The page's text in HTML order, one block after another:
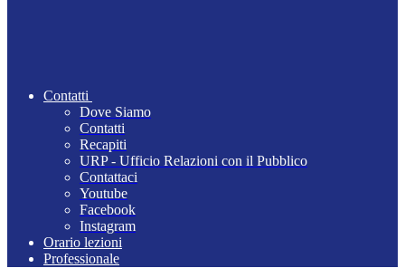
Contatti
Dove Siamo
Contatti
Recapiti
URP - Ufficio Relazioni con il Pubblico
Contattaci
Youtube
Facebook
Instagram
Orario lezioni
Professionale